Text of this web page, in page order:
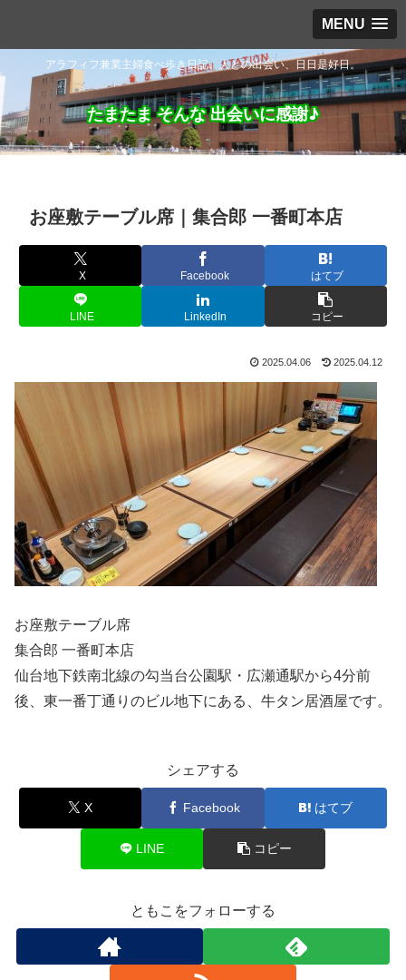
MENU
アラフィフ兼業主婦食べ歩き日記。人との出会い、日日是好日。
たまたま そんな 出会いに感謝♪
お座敷テーブル席｜集合郎 一番町本店
X Facebook はてブ
LINE LinkedIn コピー
2025.04.06 2025.04.12
お座敷テーブル席
集合郎 一番町本店
仙台地下鉄南北線の勾当台公園駅・広瀬通駅から4分前
後、東一番丁通りのビル地下にある、牛タン居酒屋です。
シェアする
X Facebook はてブ
LINE コピー
ともこをフォローする